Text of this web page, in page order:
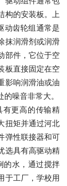
构的安装板。上
动齿轮组通常是
抹润滑剂或润滑
部件，它位于空
板直接固定在空
影响润滑油或油
噪音非常大。
有更高的传输精
扭矩并通过河北
弹性联接器和可
选具有高驱动精
的水，通过搅拌
于工厂，学校用